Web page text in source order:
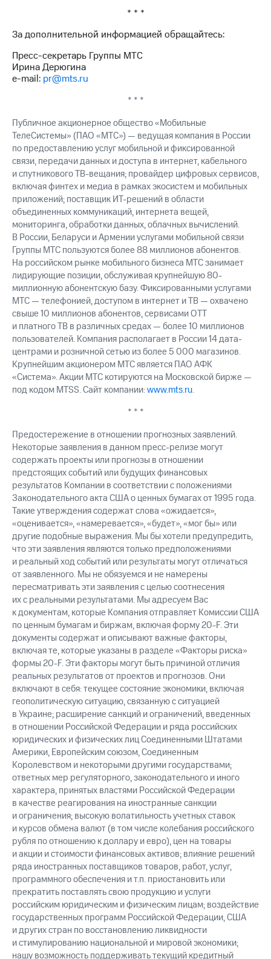
* * *
За дополнительной информацией обращайтесь:
Пресс-секретарь Группы МТС
Ирина Дерюгина
e-mail: pr@mts.ru
* * *
Публичное акционерное общество «Мобильные
ТелеСистемы» (ПАО «МТС») — ведущая компания в России
по предоставлению услуг мобильной и фиксированной
связи, передачи данных и доступа в интернет, кабельного
и спутникового ТВ-вещания; провайдер цифровых сервисов,
включая финтех и медиа в рамках экосистем и мобильных
приложений; поставщик ИТ-решений в области
объединенных коммуникаций, интернета вещей,
мониторинга, обработки данных, облачных вычислений.
В России, Беларуси и Армении услугами мобильной связи
Группы МТС пользуются более 88 миллионов абонентов.
На российском рынке мобильного бизнеса МТС занимает
лидирующие позиции, обслуживая крупнейшую 80-
миллионную абонентскую базу. Фиксированными услугами
МТС — телефонией, доступом в интернет и ТВ — охвачено
свыше 10 миллионов абонентов, сервисами OTT
и платного ТВ в различных средах — более 10 миллионов
пользователей. Компания располагает в России 14 дата-
центрами и розничной сетью из более 5 000 магазинов.
Крупнейшим акционером МТС является ПАО АФК
«Система». Акции МТС котируются на Московской бирже —
под кодом MTSS. Сайт компании:www.mts.ru.
* * *
Предостережение в отношении прогнозных заявлений.
Некоторые заявления в данном пресс-релизе могут
содержать проекты или прогнозы в отношении
предстоящих событий или будущих финансовых
результатов Компании в соответствии с положениями
Законодательного акта США о ценных бумагах от 1995 года.
Такие утверждения содержат слова «ожидается»,
«оценивается», «намеревается», «будет», «мог бы» или
другие подобные выражения. Мы бы хотели предупредить,
что эти заявления являются только предположениями
и реальный ход событий или результаты могут отличаться
от заявленного. Мы не обязуемся и не намерены
пересматривать эти заявления с целью соотнесения
их с реальными результатами. Мы адресуем Вас
к документам, которые Компания отправляет Комиссии США
по ценным бумагам и биржам, включая форму 20-F. Эти
документы содержат и описывают важные факторы,
включая те, которые указаны в разделе «Факторы риска»
формы 20-F. Эти факторы могут быть причиной отличия
реальных результатов от проектов и прогнозов. Они
включают в себя: текущее состояние экономики, включая
геополитическую ситуацию, связанную с ситуацией
в Украине; расширение санкций и ограничений, введенных
в отношении Российской Федерации и ряда российских
юридических и физических лиц Соединенными Штатами
Америки, Европейским союзом, Соединенным
Королевством и некоторыми другими государствами;
ответных мер регуляторного, законодательного и иного
характера, принятых властями Российской Федерации
в качестве реагирования на иностранные санкции
и ограничения; высокую волатильность учетных ставок
и курсов обмена валют (в том числе колебания российского
рубля по отношению к доллару и евро), цен на товары
и акции и стоимости финансовых активов; влияние решений
ряда иностранных поставщиков товаров, работ, услуг,
программного обеспечения и т.п. приостановить или
прекратить поставлять свою продукцию и услуги
российским юридическим и физическим лицам; воздействие
государственных программ Российской Федерации, США
и других стран по восстановлению ликвидности
и стимулированию национальной и мировой экономики;
нашу возможность поддерживать текущий кредитный